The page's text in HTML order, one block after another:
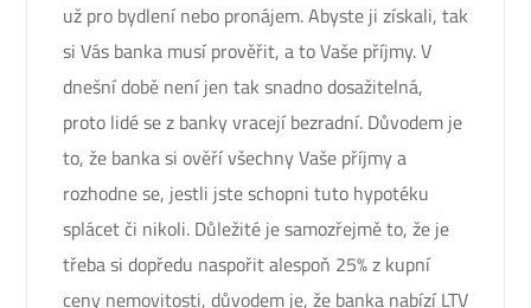
už pro bydlení nebo pronájem. Abyste ji získali, tak
si Vás banka musí prověřit, a to Vaše příjmy. V
dnešní době není jen tak snadno dosažitelná,
proto lidé se z banky vracejí bezradní. Důvodem je
to, že banka si ověří všechny Vaše příjmy a
rozhodne se, jestli jste schopni tuto hypotéku
splácet či nikoli. Důležité je samozřejmě to, že je
třeba si dopředu naspořit alespoň 25% z kupní
ceny nemovitosti, důvodem je, že banka nabízí LTV